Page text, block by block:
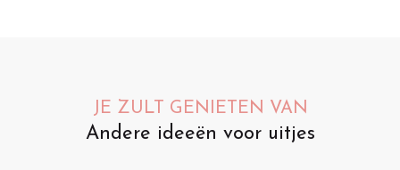
JE ZULT GENIETEN VAN
Andere ideeën voor uitjes